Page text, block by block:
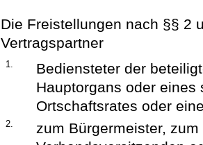
Die Freistellungen nach §§ 2
Vertragspartner
1.
Bediensteter der
Hauptorgans oder
Ortschaftsrates oder
2.
zum Bürgermeister,